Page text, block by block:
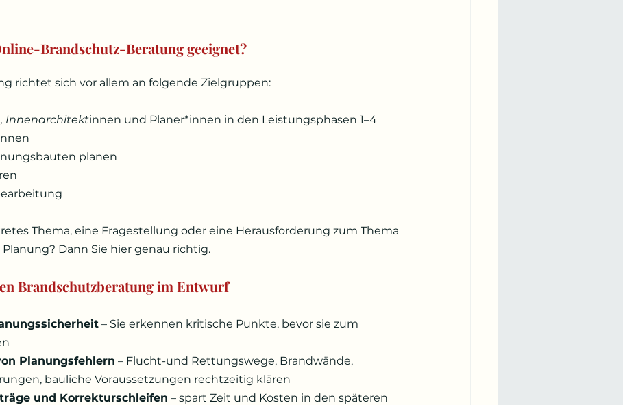
Brandschutz-Beratung geeignet?
richtet sich vor allem an folgende Zielgruppen:
Innenarchitektinnen und Planer*innen in den Leistungsphasen 1–4
planen
Thema, eine Fragestellung oder eine Herausforderung zum Thema
Dann Sie hier genau richtig.
Brandschutzberatung im Entwurf
– Sie erkennen kritische Punkte, bevor sie zum
Planungsfehlern – Flucht-und Rettungswege, Brandwände,
bauliche Voraussetzungen rechtzeitig klären
und Korrekturschleifen – spart Zeit und Kosten in den späteren